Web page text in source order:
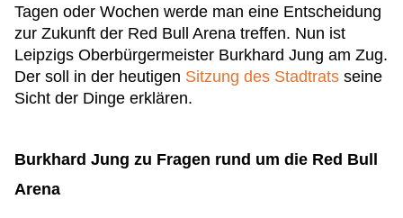
Tagen oder Wochen werde man eine Entscheidung
zur Zukunft der Red Bull Arena treffen. Nun ist
Leipzigs Oberbürgermeister Burkhard Jung am Zug.
Der soll in der heutigen Sitzung des Stadtrats seine
Sicht der Dinge erklären.
Burkhard Jung zu Fragen rund um die Red Bull
Arena